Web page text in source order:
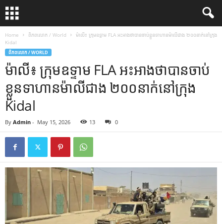
Home ពិភពលោក / World
ម៉ាលី៖ ក្រុមឧទ្ទាម FLA អះអាង​ថា​បាន​ចាប់​ខ្លួន​ទាហាន​ម៉ាលី​ជាង ២០០នាក់​នៅ​ក្រុង
Kidal
ពិភពលោក / WORLD
ម៉ាលី៖ ក្រុមឧទ្ទាម FLA អះអាង​ថា​បាន​ចាប់​
ខ្លួន​ទាហាន​ម៉ាលី​ជាង ២០០នាក់​នៅ​ក្រុង
Kidal
By Admin - May 15, 2026 13 0